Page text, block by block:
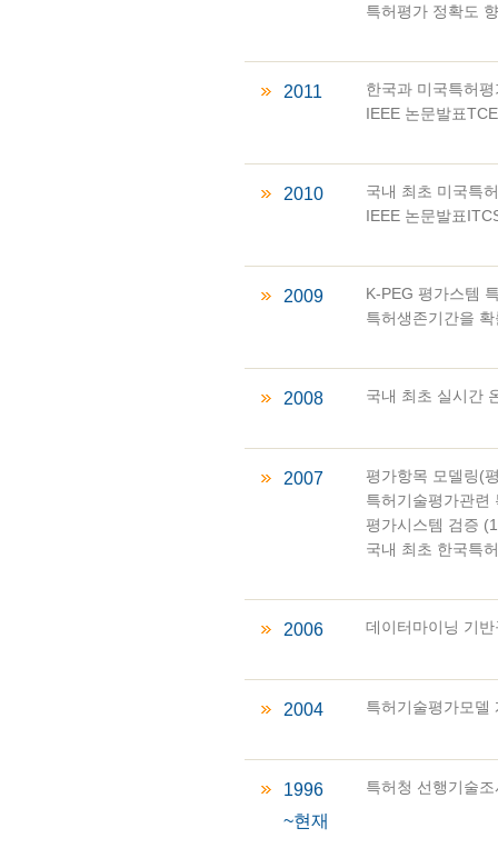
특허평가 정확도
2011
한국과 미국특허
IEEE 논문발표
2010
국내 최초 미국특
IEEE 논문발표
2009
K-PEG 평가스템
특허생존기간을
2008 국내 최초 실시간
2007
평가항목 모델링(
특허기술평가관
평가시스템 검증
국내 최초 한국특
2006 데이터마이닝 기
2004 특허기술평가모델
1996
~현재
특허청 선행기술